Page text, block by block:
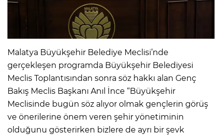
Malatya Büyükşehir Belediye Meclisi’nde
gerçekleşen programda Büyükşehir Belediyesi
Meclis Toplantısından sonra söz hakkı alan Genç
Bakış Meclis Başkanı Anıl İnce “Büyükşehir
Meclisinde bugün söz alıyor olmak gençlerin görüş
ve önerilerine önem veren şehir yönetiminin
olduğunu gösterirken bizlere de ayrı bir şevk